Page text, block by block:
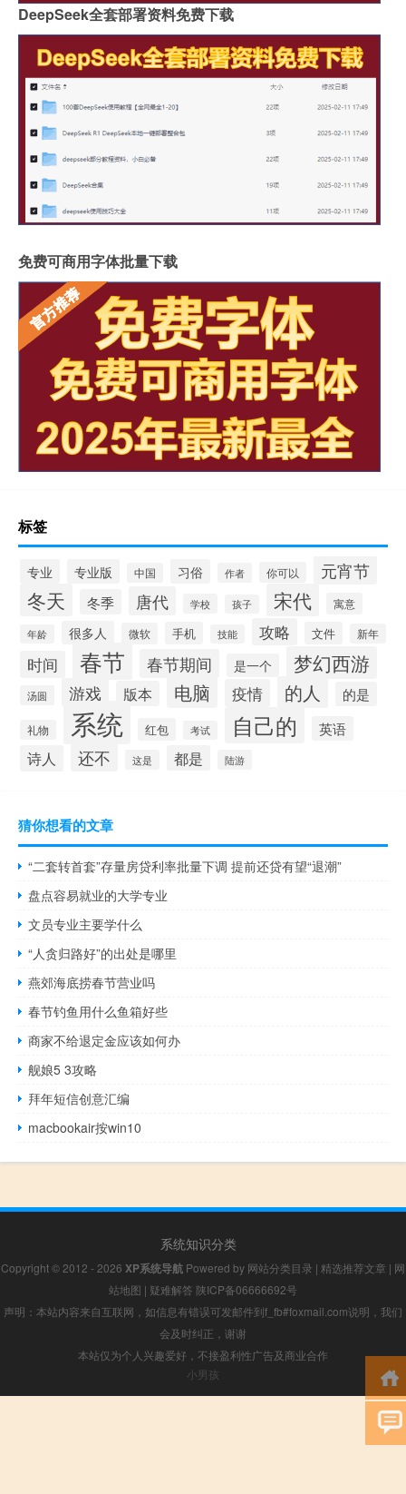
DeepSeek全套部署资料免费下载
免费可商用字体批量下载
标签
专业 专业版 中国 习俗 作者 你可以 元宵节
冬天 冬季 唐代 学校 孩子 宋代 寓意
年龄 很多人 微软 手机 技能 攻略 文件 新年
时间 春节 春节期间 是一个 梦幻西游
汤圆 游戏 版本 电脑 疫情 的人 的是
礼物 系统 红包 考试 自己的 英语
诗人 还不 这是 都是 陆游
猜你想看的文章
“二套转首套”存量房贷利率批量下调 提前还贷有望“退潮”
盘点容易就业的大学专业
文员专业主要学什么
“人贪归路好”的出处是哪里
燕郊海底捞春节营业吗
春节钓鱼用什么鱼箱好些
商家不给退定金应该如何办
舰娘5 3攻略
拜年短信创意汇编
macbookair按win10
系统知识分类
Copyright © 2012 - 2026 XP系统导航 Powered by 网站分类目录 | 精选推荐文章 | 网
站地图 | 疑难解答 陕ICP备06666692号
声明：本站内容来自互联网，如信息有错误可发邮件到f_fb#foxmail.com说明，我们
会及时纠正，谢谢
本站仅为个人兴趣爱好，不接盈利性广告及商业合作
小男孩